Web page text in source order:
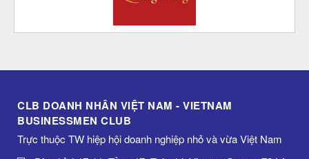
CLB DOANH NHÂN VIỆT NAM - VIETNAM
BUSINESSMEN CLUB
Trực thuộc TW hiệp hội doanh nghiệp nhỏ và vừa Việt Nam